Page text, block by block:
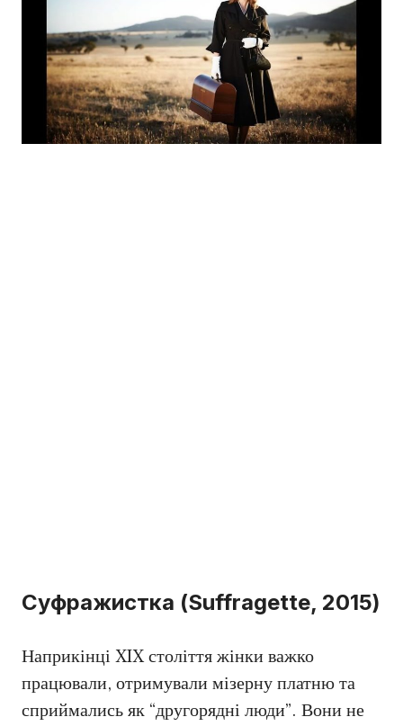
Суфражистка (Suffragette, 2015)
Наприкінці XIX століття жінки важко
працювали, отримували мізерну платню та
сприймались як “другорядні люди”. Вони не